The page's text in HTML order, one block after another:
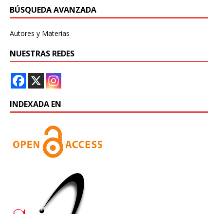
BÚSQUEDA AVANZADA
Autores y Materias
NUESTRAS REDES
INDEXADA EN